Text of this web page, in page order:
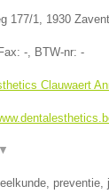
177/1 1930
Fax: - , BTW-nr: -
Clauwaert
▼
preventie,